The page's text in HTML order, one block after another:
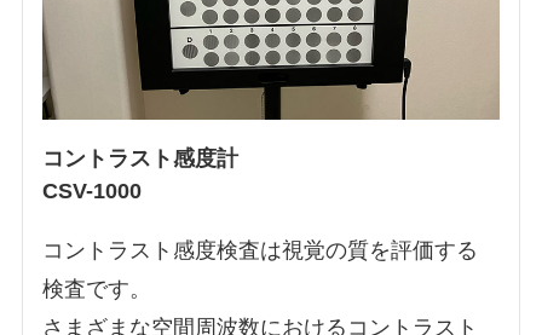
コントラスト感度計
CSV-1000
コントラスト感度検査は視覚の質を評価する
検査です。
さまざまな空間周波数におけるコントラスト